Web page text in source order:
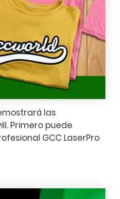
las
Primero puede
GCC LaserPro